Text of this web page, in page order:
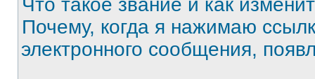
Что такое звание и как
Почему, когда я нажимаю
электронного сообщения,